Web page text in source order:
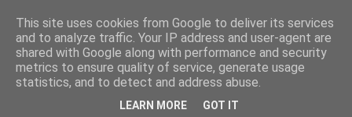
This site uses cookies from Google to deliver its services
and to analyze traffic. Your IP address and user-agent are
shared with Google along with performance and security
metrics to ensure quality of service, generate usage
statistics, and to detect and address abuse.
LEARN MORE GOT IT